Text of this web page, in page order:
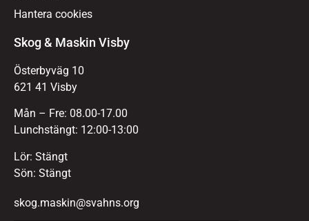
Hantera cookies
Skog & Maskin Visby
Österbyväg 10
621 41 Visby
Mån – Fre: 08.00-17.00
Lunchstängt: 12:00-13:00
Lör: Stängt
Sön: Stängt
skog.maskin@svahns.org